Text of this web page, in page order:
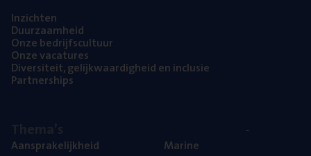
Inzich­ten
Duur­zaam­heid
Onze bedrijfs­cul­tuur
Onze vaca­tu­res
Diver­si­teit, gelijk­waar­dig­heid en inclusie
Part­ner­ships
Aan­spra­ke­lijk­heid
Mari­ne